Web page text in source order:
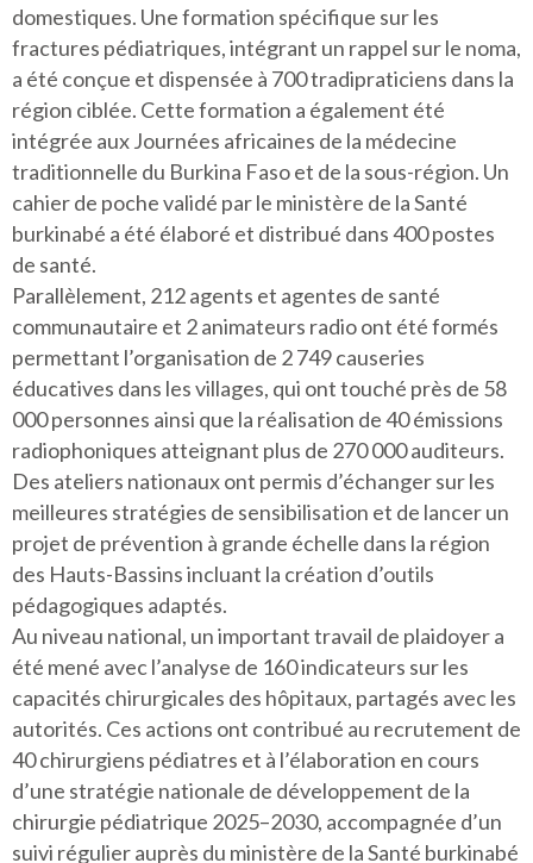
domestiques. Une formation spécifique sur les
fractures pédiatriques, intégrant un rappel sur le noma,
a été conçue et dispensée à 700 tradipraticiens dans la
région ciblée. Cette formation a également été
intégrée aux Journées africaines de la médecine
traditionnelle du Burkina Faso et de la sous-région. Un
cahier de poche validé par le ministère de la Santé
burkinabé a été élaboré et distribué dans 400 postes
de santé.
Parallèlement, 212 agents et agentes de santé
communautaire et 2 animateurs radio ont été formés
permettant l’organisation de 2 749 causeries
éducatives dans les villages, qui ont touché près de 58
000 personnes ainsi que la réalisation de 40 émissions
radiophoniques atteignant plus de 270 000 auditeurs.
Des ateliers nationaux ont permis d’échanger sur les
meilleures stratégies de sensibilisation et de lancer un
projet de prévention à grande échelle dans la région
des Hauts-Bassins incluant la création d’outils
pédagogiques adaptés.
Au niveau national, un important travail de plaidoyer a
été mené avec l’analyse de 160 indicateurs sur les
capacités chirurgicales des hôpitaux, partagés avec les
autorités. Ces actions ont contribué au recrutement de
40 chirurgiens pédiatres et à l’élaboration en cours
d’une stratégie nationale de développement de la
chirurgie pédiatrique 2025–2030, accompagnée d’un
suivi régulier auprès du ministère de la Santé burkinabé